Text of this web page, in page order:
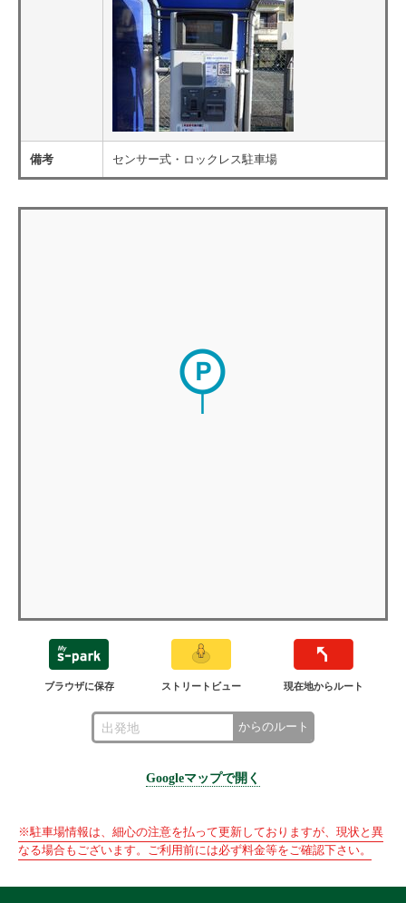
備考 センサー式・ロックレス駐車場
ブラウザに保存 ストリートビュー 現在地からルート
からのルート
Googleマップで開く
※駐車場情報は、細心の注意を払って更新しておりますが、現状と異
なる場合もございます。ご利用前には必ず料金等をご確認下さい。